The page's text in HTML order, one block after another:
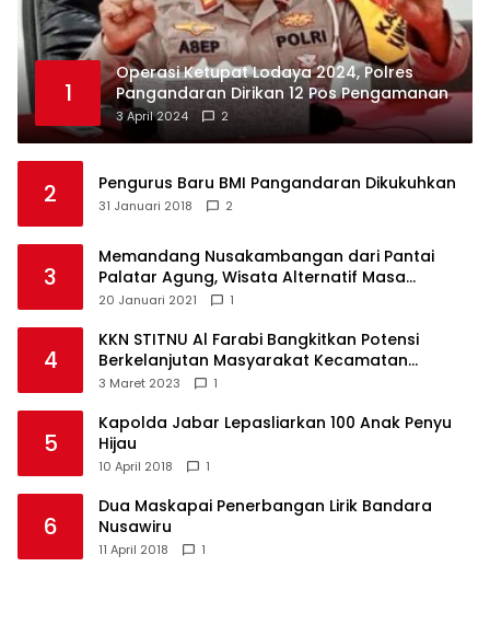
1
Operasi Ketupat Lodaya 2024, Polres
Pangandaran Dirikan 12 Pos Pengamanan
3 April 2024 2
2 Pengurus Baru BMI Pangandaran Dikukuhkan
31 Januari 2018 2
3
Memandang Nusakambangan dari Pantai
Palatar Agung, Wisata Alternatif Masa
Pandemi
20 Januari 2021 1
4
KKN STITNU Al Farabi Bangkitkan Potensi
Berkelanjutan Masyarakat Kecamatan
Langkaplancar
3 Maret 2023 1
5
Kapolda Jabar Lepasliarkan 100 Anak Penyu
Hijau
10 April 2018 1
6
Dua Maskapai Penerbangan Lirik Bandara
Nusawiru
11 April 2018 1